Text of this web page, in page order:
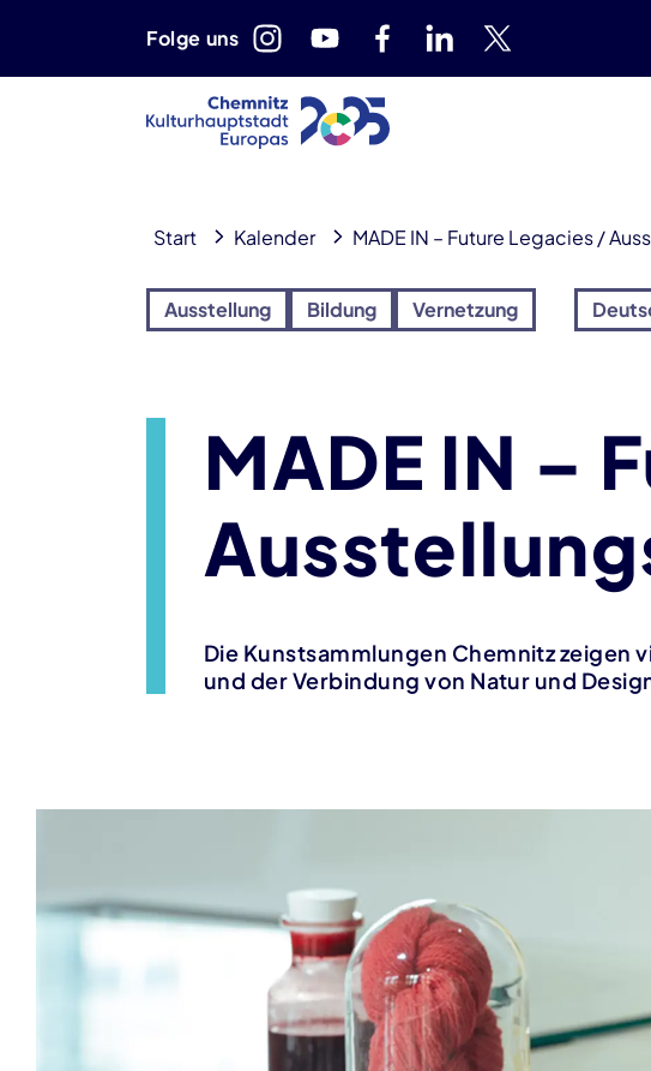
Folge uns
Start Kalender MADE IN – Future Legacies /
Ausstellung Bildung Vernetzung
MADE IN –
Die Kunstsammlungen Chemnitz zeigen
und der Verbindung von Natur und